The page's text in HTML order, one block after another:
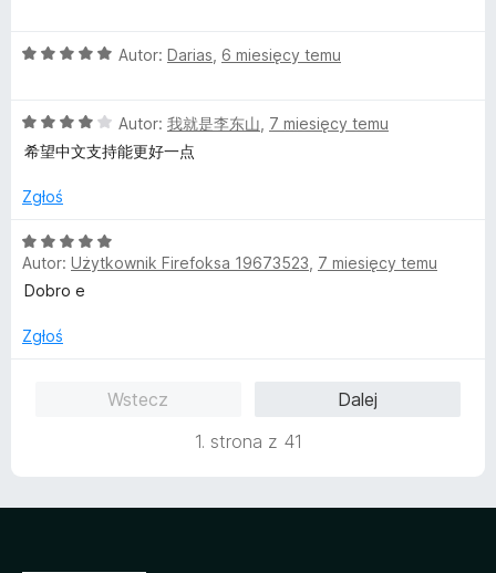
/n
5
/
O
n
a
5
5
Autor: Darias 6 miesięcy temu
O
c
n
:
4
/
Autor: 我就是李东山 7 miesięcy temu
希望中文支持能更好一点
Zgłoś
O
c
e
a
Autor: Użytkownik Firefoksa 19673523 7 miesięcy temu
Dobro e
Zgłoś
Wstecz
Dalej
1. strona z 41